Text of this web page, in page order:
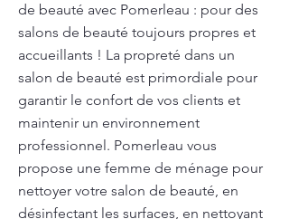
de beauté avec Pomerleau : pour des
salons de beauté toujours propres et
accueillants ! La propreté dans un
salon de beauté est primordiale pour
garantir le confort de vos clients et
maintenir un environnement
professionnel. Pomerleau vous
propose une femme de ménage pour
nettoyer votre salon de beauté, en
désinfectant les surfaces, en nettoyant